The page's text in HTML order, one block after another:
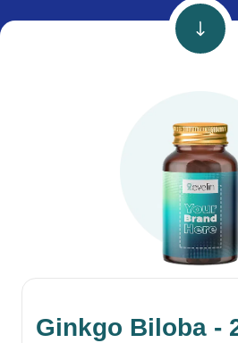
Ginkgo Biloba -